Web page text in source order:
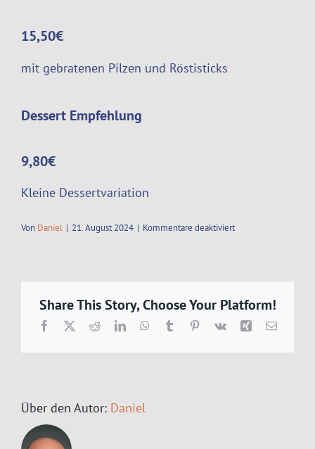
15,50€
mit gebratenen Pilzen und Röstisticks
Dessert Empfehlung
9,80€
Kleine Dessertvariation
Von Daniel | 21. August 2024 | Kommentare deaktiviertfür
Share This Story, Choose Your Platform!
Facebook
X RedditLinkedInWhatsApp
TumblrPinterest
Vk Xing E-
Über den Autor: Daniel